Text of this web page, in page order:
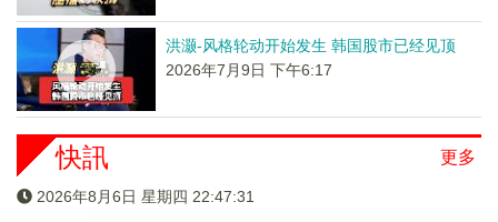
洪灏-风格轮动开始发生 韩国股市已经见顶
2026年7月9日 下午6:17
更多
快訊
2026年8月6日 星期四 22:47:31